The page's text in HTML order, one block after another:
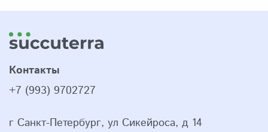
Контакты
+7 (993) 9702727
г Санкт-Петербург, ул Сикейроса, д 14